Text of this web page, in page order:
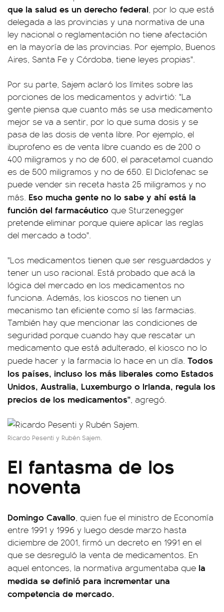
que la salud es un derecho federal, por lo que está
delegada a las provincias y una normativa de una
ley nacional o reglamentación no tiene afectación
en la mayoría de las provincias. Por ejemplo, Buenos
Aires, Santa Fe y Córdoba, tiene leyes propias".
Por su parte, Sajem aclaró los límites sobre las
porciones de los medicamentos y advirtió: "La
gente piensa que cuanto más se usa medicamento
mejor se va a sentir, por lo que suma dosis y se
pasa de las dosis de venta libre. Por ejemplo, el
ibuprofeno es de venta libre cuando es de 200 o
400 miligramos y no de 600, el paracetamol cuando
es de 500 miligramos y no de 650. El Diclofenac se
puede vender sin receta hasta 25 miligramos y no
más. Eso mucha gente no lo sabe y ahí está la
función del farmacéutico que Sturzenegger
pretende eliminar porque quiere aplicar las reglas
del mercado a todo".
"Los medicamentos tienen que ser resguardados y
tener un uso racional. Está probado que acá la
lógica del mercado en los medicamentos no
funciona. Además, los kioscos no tienen un
mecanismo tan eficiente como sí las farmacias.
También hay que mencionar las condiciones de
seguridad porque cuando hay que rescatar un
medicamento que está adulterado, el kiosco no lo
puede hacer y la farmacia lo hace en un día. Todos
los países, incluso los más liberales como Estados
Unidos, Australia, Luxemburgo o Irlanda, regula los
precios de los medicamentos", agregó.
Ricardo Pesenti y Rubén Sajem.
El fantasma de los
noventa
Domingo Cavallo, quien fue el ministro de Economía
entre 1991 y 1996 y luego desde marzo hasta
diciembre de 2001, firmó un decreto en 1991 en el
que se desreguló la venta de medicamentos. En
aquel entonces, la normativa argumentaba que la
medida se definió para incrementar una
competencia de mercado.